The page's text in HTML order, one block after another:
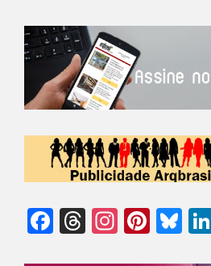
Facebook
Threads